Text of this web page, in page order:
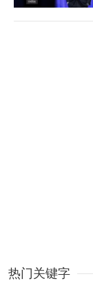
热门关键字